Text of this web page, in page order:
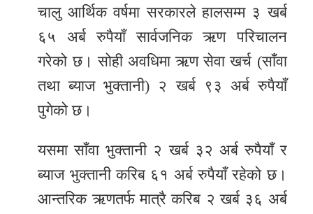
चालु आर्थिक वर्षमा सरकारले हालसम्म ३ खर्ब
६५ अर्ब रुपैयाँ सार्वजनिक ऋण परिचालन
गरेको छ। सोही अवधिमा ऋण सेवा खर्च (साँवा
तथा ब्याज भुक्तानी) २ खर्ब ९३ अर्ब रुपैयाँ
पुगेको छ।
यसमा साँवा भुक्तानी २ खर्ब ३२ अर्ब रुपैयाँ र
ब्याज भुक्तानी करिब ६१ अर्ब रुपैयाँ रहेको छ।
आन्तरिक ऋणतर्फ मात्रै करिब २ खर्ब ३६ अर्ब